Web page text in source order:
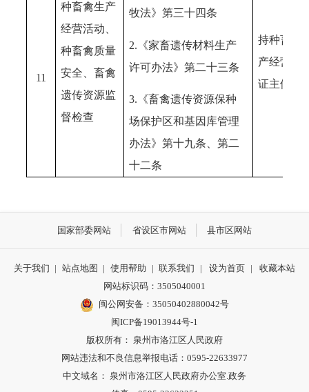
11
种畜禽生产
经营活动、
种畜禽质量
安全、畜禽
遗传资源监
督检查
牧法》第三十四条
2.《家畜遗传材料生产
许可办法》第二十三条
3.《畜禽遗传资源保种
场保护区和基因库管理
办法》第十九条、第二
十二条
持种畜禽
产经营许
证主体
国家部委网站 省设区市网站 县市区网站
关于我们 | 站点地图 | 使用帮助 | 联系我们 | 设为首页 |
收藏本站
网站标识码：3505040001
闽公网安备：35050402880042号
闽ICP备19013944号-1
版权所有： 泉州市洛江区人民政府
网站违法和不良信息举报电话：0595-22633977
中文域名： 泉州市洛江区人民政府办公室.政务